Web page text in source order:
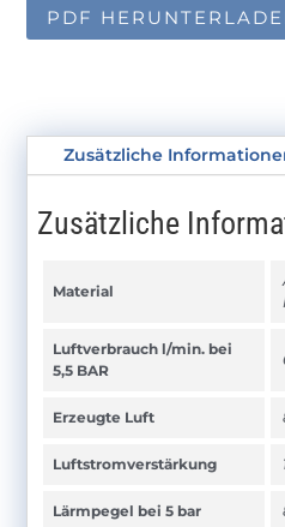
PDF
Zusätzliche
Zusätzliche
Material
Luftverbrauch l/min. bei
5,5 BAR
Erzeugte Luft
Luftstromverstärkung
Lärmpegel bei 5 bar